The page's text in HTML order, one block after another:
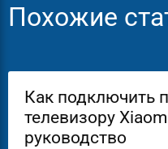
Похожие
Как подключить
телевизору
руководство